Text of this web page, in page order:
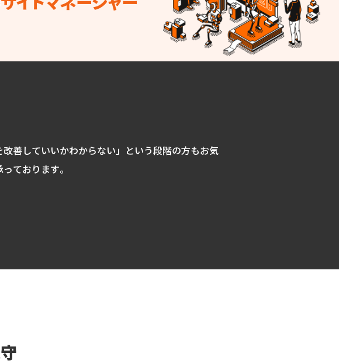
善していいかわからない」という段階の方もお気
ております。